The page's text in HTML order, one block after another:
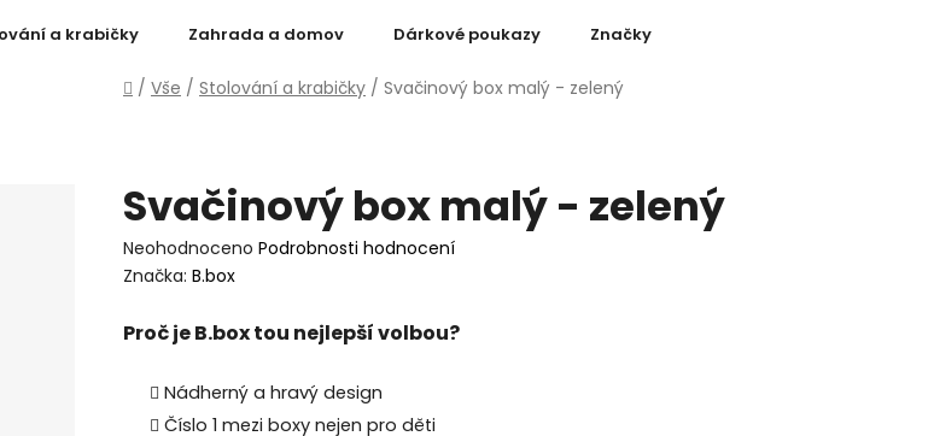
a krabičky Zahrada a domov Dárkové poukazy Značky
Domů
/ Vše / Stolování a krabičky / Svačinový box malý - zelený
Svačinový box malý - zelený
Průměrné
hodnocení
je
Neohodnoceno Podrobnosti hodnocení
Značka: B.box
Proč je B.box tou nejlepší volbou?
Nádherný a hravý design
Číslo 1 mezi boxy nejen pro děti